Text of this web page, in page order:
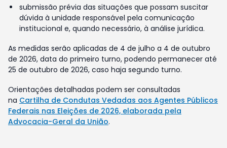
submissão prévia das situações que possam suscitar
dúvida à unidade responsável pela comunicação
institucional e, quando necessário, à análise jurídica.
As medidas serão aplicadas de 4 de julho a 4 de outubro
de 2026, data do primeiro turno, podendo permanecer até
25 de outubro de 2026, caso haja segundo turno.
Orientações detalhadas podem ser consultadas
na Cartilha de Condutas Vedadas aos Agentes Públicos
Federais nas Eleições de 2026, elaborada pela
Advocacia-Geral da União.